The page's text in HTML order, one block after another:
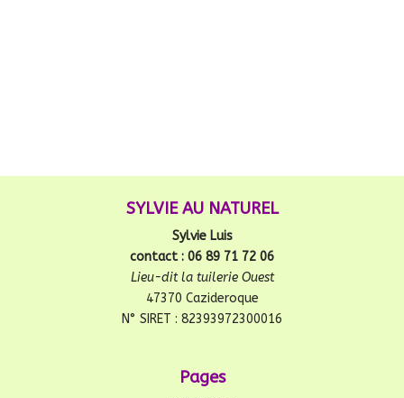
SYLVIE AU NATUREL
Sylvie Luis
contact : 06 89 71 72 06
Lieu-dit la tuilerie Ouest
47370 Cazideroque
N° SIRET : 82393972300016
Pages